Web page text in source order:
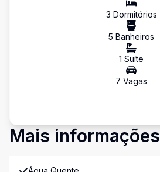
3 Dormitórios
5 Banheiros
1 Suíte
7 Vagas
Mais informações